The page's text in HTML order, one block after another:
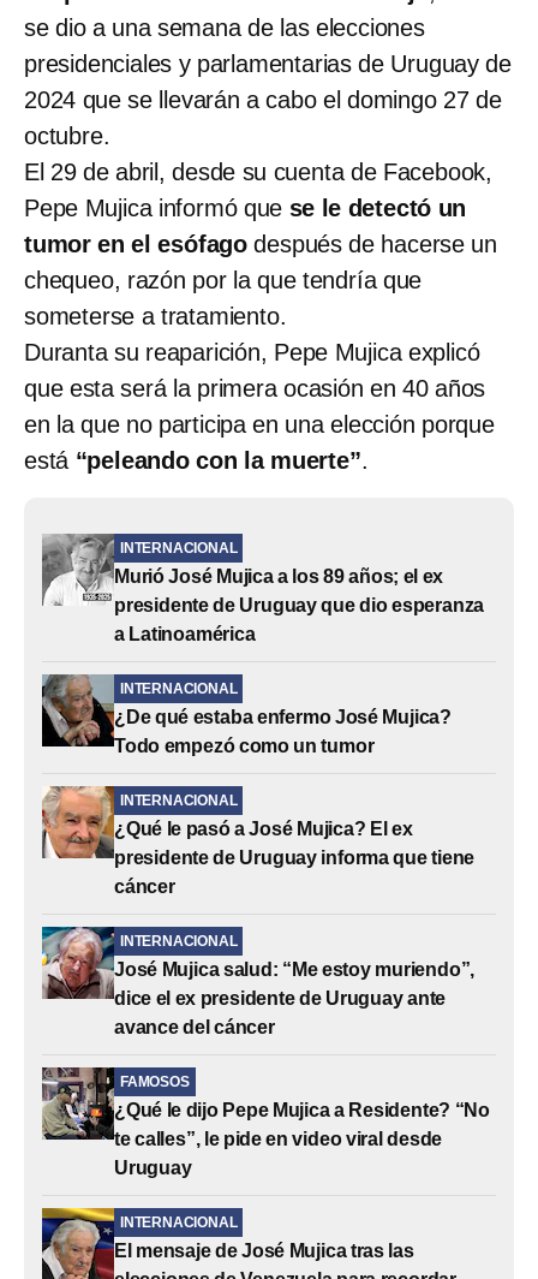
se dio a una semana de las elecciones
presidenciales y parlamentarias de Uruguay de
2024 que se llevarán a cabo el domingo 27 de
octubre.
El 29 de abril, desde su cuenta de Facebook,
Pepe Mujica informó que se le detectó un
tumor en el esófago después de hacerse un
chequeo, razón por la que tendría que
someterse a tratamiento.
Duranta su reaparición, Pepe Mujica explicó
que esta será la primera ocasión en 40 años
en la que no participa en una elección porque
está “peleando con la muerte”.
INTERNACIONAL
Murió José Mujica a los 89 años; el ex
presidente de Uruguay que dio esperanza
a Latinoamérica
INTERNACIONAL
¿De qué estaba enfermo José Mujica?
Todo empezó como un tumor
INTERNACIONAL
¿Qué le pasó a José Mujica? El ex
presidente de Uruguay informa que tiene
cáncer
INTERNACIONAL
José Mujica salud: “Me estoy muriendo”,
dice el ex presidente de Uruguay ante
avance del cáncer
FAMOSOS
¿Qué le dijo Pepe Mujica a Residente? “No
te calles”, le pide en video viral desde
Uruguay
INTERNACIONAL
El mensaje de José Mujica tras las